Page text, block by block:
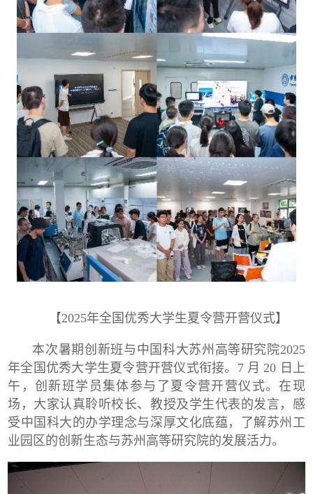
【2025年全国优秀大学生夏令营开营仪式】
本次暑期创新班与中国科大苏州高等研究院2025
年全国优秀大学生夏令营开营仪式衔接。 7 月20 日上
午，创新班学员集体参与了夏令营开营仪式。在现
场，大家认真聆听校长、教授及学生代表的发言，感
受中国科大的办学理念与深厚文化底蕴，了解苏州工
业园区的创新生态与苏州高等研究院的发展活力。